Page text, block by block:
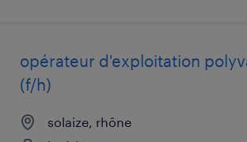
opérateur d'exploitation
(f/h)
solaize, rhône